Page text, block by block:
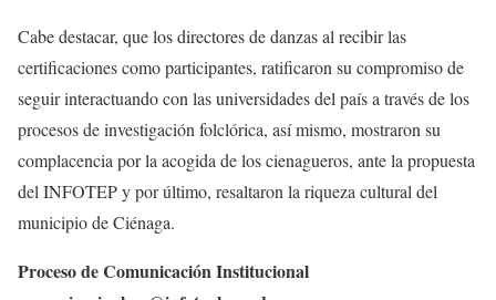
Cabe destacar, que los directores de danzas al recibir las
certificaciones como participantes, ratificaron su compromiso de
seguir interactuando con las universidades del país a través de los
procesos de investigación folclórica, así mismo, mostraron su
complacencia por la acogida de los cienagueros, ante la propuesta
del INFOTEP y por último, resaltaron la riqueza cultural del
municipio de Ciénaga.
Proceso de Comunicación Institucional